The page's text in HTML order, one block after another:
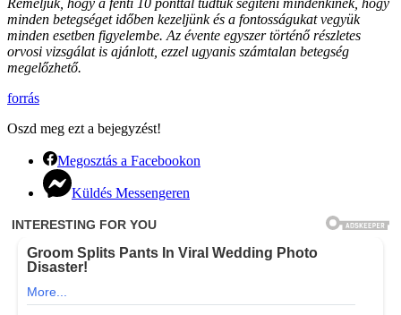
minden betegséget időben kezeljünk és a fontosságukat vegyük
minden esetben figyelembe. Az évente egyszer történő részletes
orvosi vizsgálat is ajánlott, ezzel ugyanis számtalan betegség
megelőzhető.
forrás
Oszd meg ezt a bejegyzést!
Megosztás a Facebookon
Küldés Messengeren